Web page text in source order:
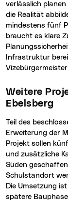
verlässlich planen
die Realität
mindestens fünf
braucht es klare
Infrastruktur
Weitere Projektentwicklung: MS 23
Ebelsberg
Teil des beschlossenen Ausbauprogramms ist auch die
Erweiterung der
Projekt sollen
und zusätzliche
Süden
Schulstandort
Die Umsetzung
spätere